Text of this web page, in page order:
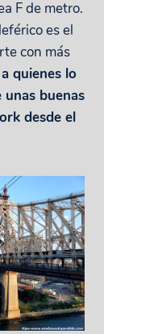
F de metro.
es el
con más
quienes lo
buenas
desde el